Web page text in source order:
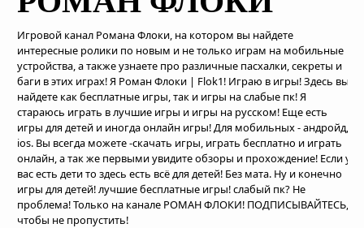
Игровой канал Романа Флоки, на котором вы найдете
интересные ролики по новым и не только играм на мобильные
устройства, а также узнаете про различные пасхалки, секреты и
баги в этих играх! Я Роман Флоки | Flok1! Играю в игры! Здесь вы
найдете как бесплатные игры, так и игры на слабые пк! Я
стараюсь играть в лучшие игры и игры на русском! Еще есть
игры для детей и иногда онлайн игры! Для мобильных - андройд,
ios. Вы всегда можете -скачать игры, играть бесплатно и играть
онлайн, а так же первыми увидите обзоры и прохождение! Если у
вас есть дети то здесь есть всё для детей! Без мата. Ну и конечно
игры для детей! лучшие бесплатные игры! слабый пк? Не
проблема! Только на канале РОМАН ФЛОКИ! ПОДПИСЫВАЙТЕСЬ,
чтобы не пропустить!